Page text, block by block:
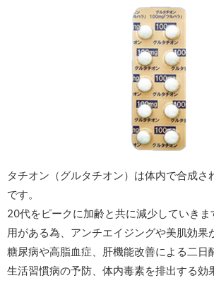
タチオン（グルタチオン）は体内で合成さ
です。
20代をピークに加齢と共に減少していき
用がある為、アンチエイジングや美肌効果
糖尿病や高脂血症、肝機能改善による二日
生活習慣病の予防、体内毒素を排出する効